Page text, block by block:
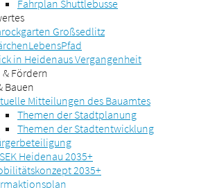
Fahrplan Shuttlebusse
Großsedlitz
in Heidenaus Vergangenheit
Fördern
Bauen
Mitteilungen des Bauamtes
Themen der Stadtplanung
Themen der Stadtentwicklung
Heidenau 2035+
2035+